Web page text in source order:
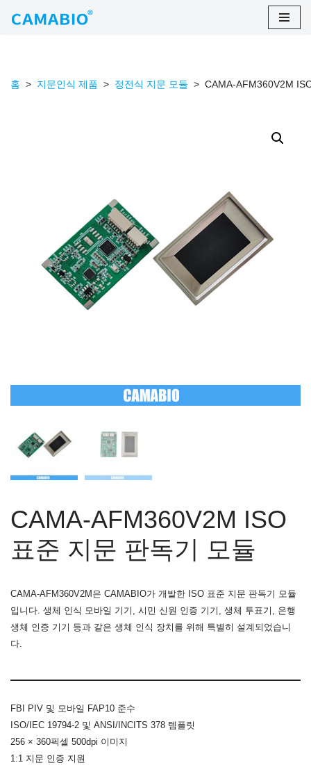
로
홈 > 지문인식 제품 > 정전식 지문 모듈 > CAMA-AFM360V2M
CAMA-AFM360V2M ISO
표준 지문 판독기 모듈
CAMA-AFM360V2M은 CAMABIO가 개발한 ISO 표준 지문 판독기 모듈
입니다. 생체 인식 모바일 기기, 시민 신원 인증 기기, 생체 투표기, 은행
생체 인증 기기 등과 같은 생체 인식 장치를 위해 특별히 설계되었습니
다.
FBI PIV 및 모바일 FAP10 준수
ISO/IEC 19794-2 및 ANSI/INCITS 378 템플릿
256 × 360픽셀 500dpi 이미지
1:1 지문 인증 지원